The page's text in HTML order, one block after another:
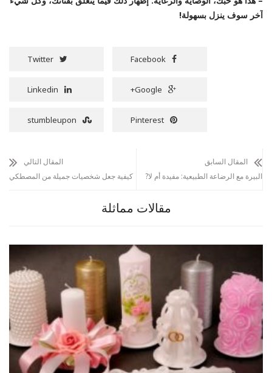
آخر سوف ينزل بسهولة!
Facebook
Twitter
Google+
Linkedin
Pinterest
stumbleupon
المقال السابق
البيرة مع الرضاعة الطبيعية: مفيدة أم لا?
المقال التالي
كيفية جعل شخصيات جميلة من المصطكي
مقالات مماثلة